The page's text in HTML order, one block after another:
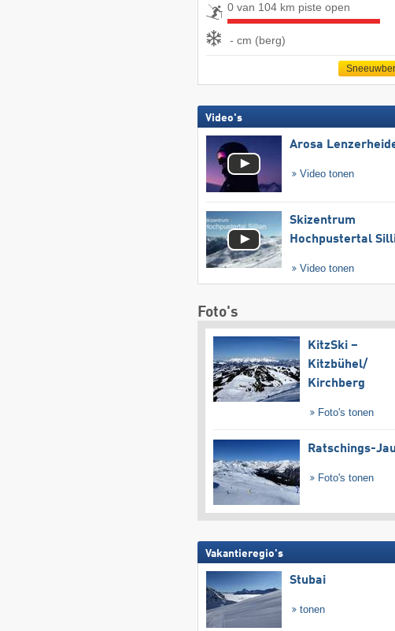
0 van 104 km piste open
- cm (berg)
Video's
Arosa
Video tonen
Skizentrum
Hochpustertal
Video tonen
Foto's
KitzSki –
Kitzbühel/​
Kirchberg
Foto's tonen
Ratschings-
Foto's tonen
Vakantieregio's
Stubai
tonen